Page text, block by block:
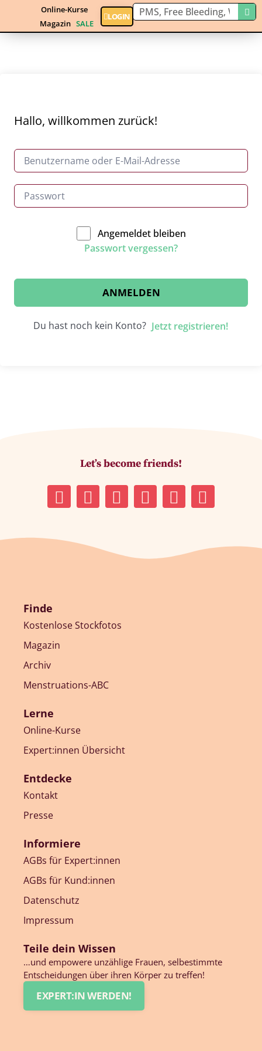
Online-Kurse
Magazin SALE
LOGIN
Hallo, willkommen zurück!
Angemeldet bleiben
Passwort vergessen?
ANMELDEN
Du hast noch kein Konto? Jetzt registrieren!
Let’s become friends!
Finde
Kostenlose Stockfotos
Magazin
Archiv
Menstruations-ABC
Lerne
Online-Kurse
Expert:innen Übersicht
Entdecke
Kontakt
Presse
Informiere
AGBs für Expert:innen
AGBs für Kund:innen
Datenschutz
Impressum
Teile dein Wissen
…und empowere unzählige Frauen, selbestimmte
Entscheidungen über ihren Körper zu treffen!
EXPERT:IN WERDEN!